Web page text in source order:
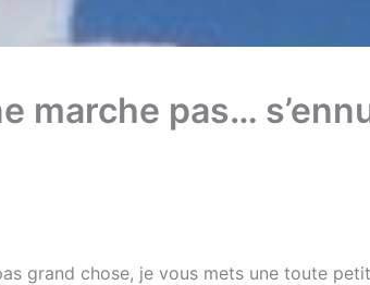
marche pas…
grand chose, je vous mets une toute